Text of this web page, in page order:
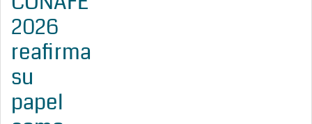
2026
reafirma
su
papel